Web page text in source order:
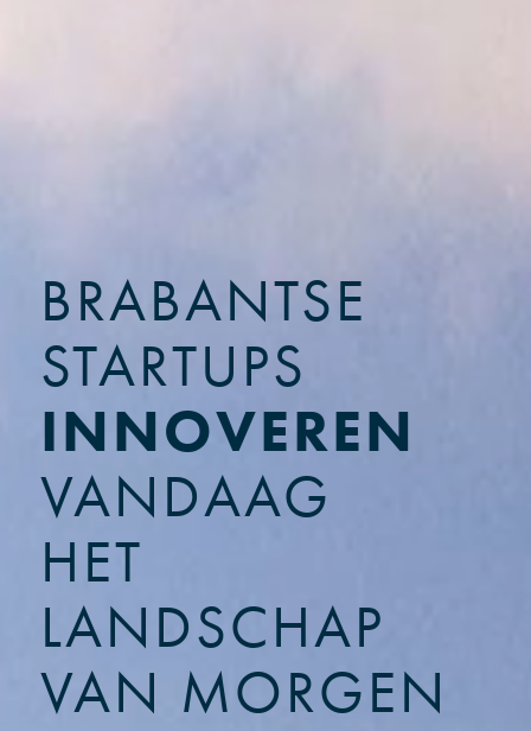
BRABANTSE
STARTUPS
INNOVEREN
VANDAAG
HET
LANDSCHAP
VAN MORGEN